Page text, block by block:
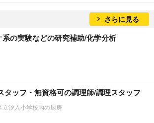
さらに見る
の実験などの研究補助/化学分析
タッフ・無資格可の調理師/調理スタッフ
汐入小学校内の厨房